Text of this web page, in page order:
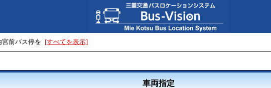
宮前バス停を [すべてを表示]
車両指定